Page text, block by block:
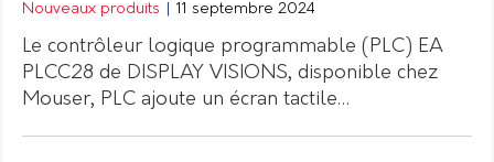
Nouveaux produits 11 septembre 2024
Le contrôleur logique programmable (PLC) EA
PLCC28 de DISPLAY VISIONS, disponible chez
Mouser, PLC ajoute un écran tactile…